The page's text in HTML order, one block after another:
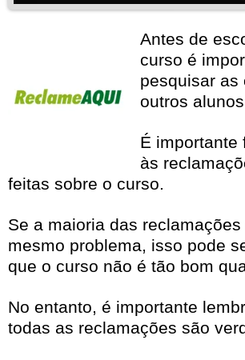
Antes de
curso é
pesquisar as
outros
É importante
às
feitas sobre o curso.
Se a maioria das
mesmo problema, isso pode
que o curso não é tão bom
No entanto, é importante
todas as reclamações são